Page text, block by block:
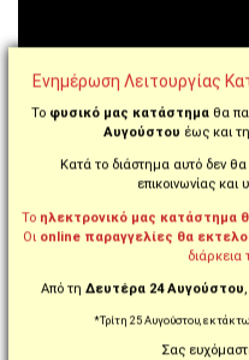
ΧΑΡΑΚΤΗΡΙΣΤΙΚΆ
Ενημέρωση Λειτουργίας
Το φυσικό μας κατάστημα θα
Αυγούστου έως και
Κατά το διάστημα αυτό δεν
επικοινωνίας και
Το ηλεκτρονικό μας κατάστημα
Οι online παραγγελίες θα
διάρκεια
Από τη Δευτέρα 24 Αυγούστου
*Τρίτη 25 Αυγούστου,
Σας